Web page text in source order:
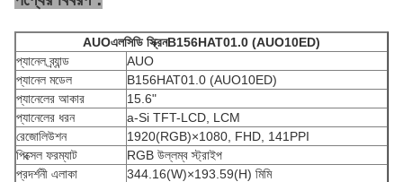
AUOএলসিডি স্ক্রিনB156HAT01.0 (AUO10ED)
প্যানেল ব্র্যান্ড
AUO
প্যানেল মডেল
B156HAT01.0 (AUO10ED)
প্যানেলের আকার
15.6"
প্যানেলের ধরন
a-Si TFT-LCD, LCM
রেজোলিউশন
1920(RGB)×1080, FHD, 141PPI
পিক্সেল ফরম্যাট
RGB উল্লম্ব স্ট্রাইপ
প্রদর্শনী এলাকা
344.16(W)×193.59(H) মিমি